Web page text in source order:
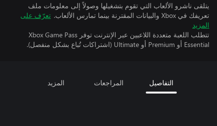
يتلقى ناشرو الألعاب التي تقوم بتشغيلها وصولاً إلى معلومات ملف
تعريفك في Xbox والبيانات المقترنة بينما تمارس الألعاب.
تعرّف على
المزيد
تتطلب اللعبة متعددة اللاعبين عبر الإنترنت توفر Xbox Game Pass
Essential أو Premium أو Ultimate (اشتراكات تُباع بشكل منفصل).
التفاصيل المراجعات المزيد